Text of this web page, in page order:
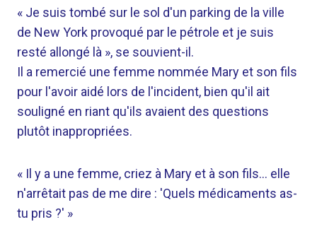
« Je suis tombé sur le sol d'un parking de la ville
de New York provoqué par le pétrole et je suis
resté allongé là », se souvient-il.
Il a remercié une femme nommée Mary et son fils
pour l'avoir aidé lors de l'incident, bien qu'il ait
souligné en riant qu'ils avaient des questions
plutôt inappropriées.
« Il y a une femme, criez à Mary et à son fils… elle
n'arrêtait pas de me dire : 'Quels médicaments as-
tu pris ?' »